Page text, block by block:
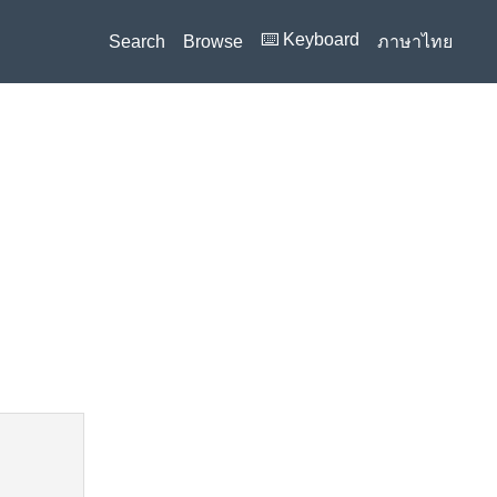
Search Browse ⌨️ Keyboard ภาษาไทย